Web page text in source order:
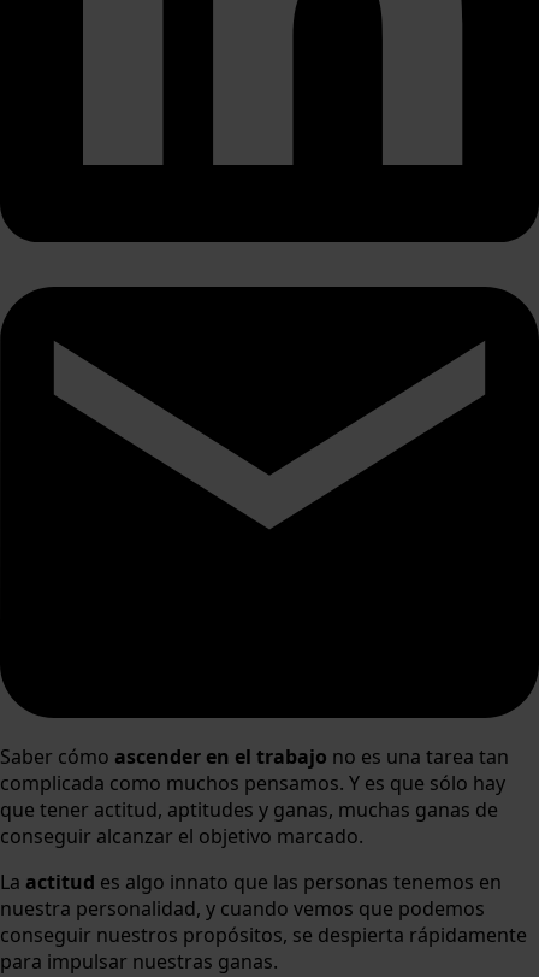
Saber cómo ascender en el trabajo no es una tarea tan
complicada como muchos pensamos. Y es que sólo hay
que tener actitud, aptitudes y ganas, muchas ganas de
conseguir alcanzar el objetivo marcado.
La actitud es algo innato que las personas tenemos en
nuestra personalidad, y cuando vemos que podemos
conseguir nuestros propósitos, se despierta rápidamente
para impulsar nuestras ganas.